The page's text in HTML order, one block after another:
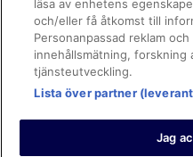
Hjälp
Kontakta oss
Avboka eller ändra din bokning
Boka ett flyg med
Återbetalningsprocess och
läsa av enhetens
och/eller få åtkomst till
Personanpassad reklam
innehållsmätning, forskning
tjänsteutveckling.
Lista över partner
Jag